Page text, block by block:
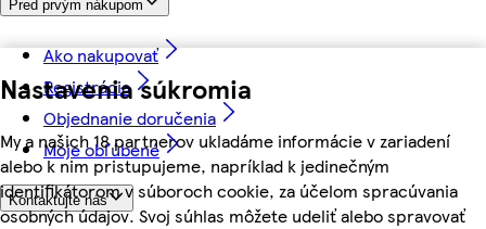
Nastavenia súkromia
My a našich 18 partnerov ukladáme informácie v zariadení
alebo k nim pristupujeme, napríklad k jedinečným
identifikátorom v súboroch cookie, za účelom spracúvania
osobných údajov. Svoj súhlas môžete udeliť alebo spravovať
Pred prvým nákupom
Ako nakupovať
Registrácia
Objednanie doručenia
Moje obľúbené
Kontaktujte nás